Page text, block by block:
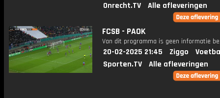
Onrecht.TV
Alle afleveringen
FCSB - PAOK
Van dit programma is geen informatie
20-02-2025 21:45 Ziggo
Sporten.TV
Alle afleveringen